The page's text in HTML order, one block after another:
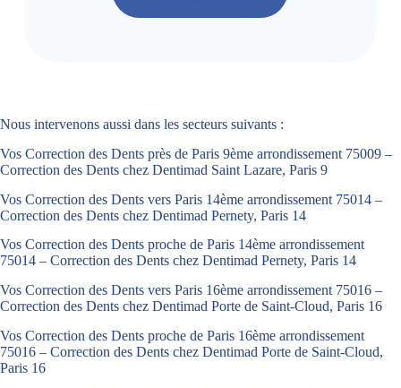
Nous intervenons aussi dans les secteurs suivants :
Vos Correction des Dents près de Paris 9ème arrondissement 75009 –
Correction des Dents chez Dentimad Saint Lazare, Paris 9
Vos Correction des Dents vers Paris 14ème arrondissement 75014 –
Correction des Dents chez Dentimad Pernety, Paris 14
Vos Correction des Dents proche de Paris 14ème arrondissement
75014 – Correction des Dents chez Dentimad Pernety, Paris 14
Vos Correction des Dents vers Paris 16ème arrondissement 75016 –
Correction des Dents chez Dentimad Porte de Saint-Cloud, Paris 16
Vos Correction des Dents proche de Paris 16ème arrondissement
75016 – Correction des Dents chez Dentimad Porte de Saint-Cloud,
Paris 16